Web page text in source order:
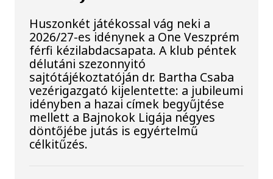
Huszonkét játékossal vág neki a
2026/27-es idénynek a One Veszprém
férfi kézilabdacsapata. A klub péntek
délutáni szezonnyitó
sajtótájékoztatóján dr. Bartha Csaba
vezérigazgató kijelentette: a jubileumi
idényben a hazai címek begyűjtése
mellett a Bajnokok Ligája négyes
döntőjébe jutás is egyértelmű
célkitűzés.